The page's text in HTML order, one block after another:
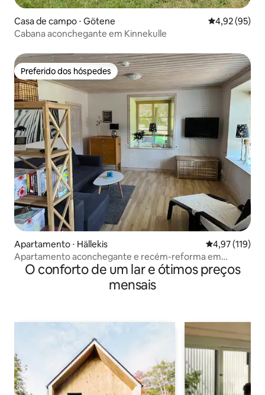
Casa de campo ⋅ Götene 4,92 de uma
4,92 (95)
Cabana aconchegante em Kinnekulle
Preferido dos hóspedes
Preferido dos hóspedes
Apartamento ⋅ Hällekis 4,97 de uma
4,97 (119)
Apartamento aconchegante e recém-reforma em
Kinnekulle
O conforto de um lar e ótimos preços
mensais